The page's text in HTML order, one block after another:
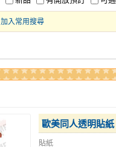
加入常用搜尋
歐美同人透明貼紙
貼紙